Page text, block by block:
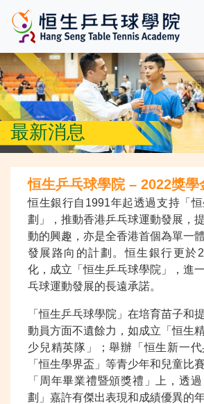
最新消息
恒生乒乓球學院 – 2022獎學
恒生銀行自1991年起透過支持「
劃」，推動香港乒乓球運動發展，
動的興趣，亦是全香港首個為單一
發展路向的計劃。恒生銀行更於
化，成立「恒生乒乓球學院」，進
乓球運動發展的長遠承諾。
「恒生乒乓球學院」在培育苗子和
動員方面不遺餘力，如成立「恒生
少兒精英隊」；舉辦「恒生新一代
「恒生學界盃」等青少年和兒童比
「周年畢業禮暨頒獎禮」上，透
劃」嘉許有傑出表現和成績優異的年